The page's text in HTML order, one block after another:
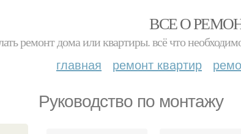
ВСЕ О
ремонт дома или квартиры. всё что
главная ремонт квартир
Руководство по монтажу